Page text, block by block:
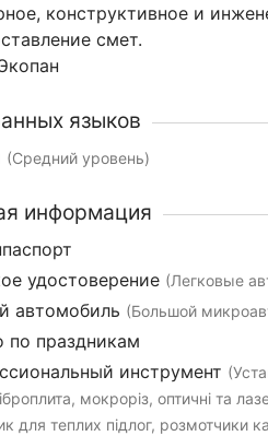
конструктивное и
смет.
языков
(Средний уровень)
информация
удостоверение (Легковые
автомобиль (Большой
по праздникам
инструмент
мокроріз, оптичні та
для теплих підлог, розмотчики